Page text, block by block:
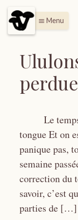
menu Menu
Le
tongue Et on
panique pas,
semaine
correction du
savoir, c’est
parties de […]